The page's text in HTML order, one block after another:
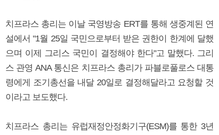
치프라스 총리는 이날 국영방송 ERT를 통해 생중계된 연
설에서 "1월 25일 국민으로부터 받은 권한이 한계에 달했
으며 이제 그리스 국민이 결정해야 한다"고 말했다. 그리
스 관영 ANA 통신은 치프라스 총리가 파블로풀로스 대통
령에게 조기총선을 내달 20일로 결정해달라고 요청할 것
이라고 보도했다.
치프라스 총리는 유럽재정안정화기구(ESM)를 통한 3년